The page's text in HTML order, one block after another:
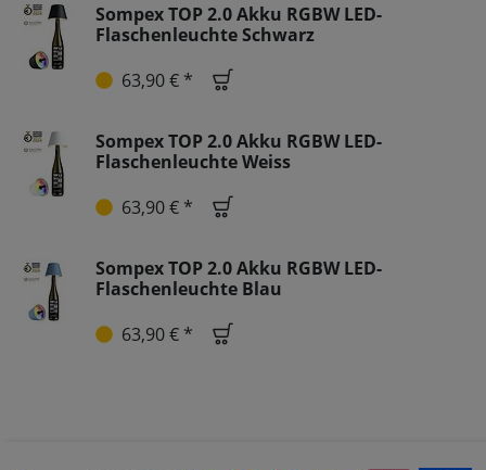
Sompex TOP 2.0 Akku RGBW LED-
Flaschenleuchte Schwarz
63,90 € *
Sompex TOP 2.0 Akku RGBW LED-
Flaschenleuchte Weiss
63,90 € *
Sompex TOP 2.0 Akku RGBW LED-
Flaschenleuchte Blau
63,90 € *